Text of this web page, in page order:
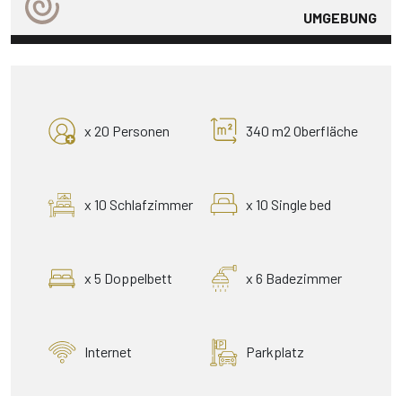
UMGEBUNG
x 20 Personen 340 m2 Oberfläche
x 10 Schlafzimmer x 10 Single bed
x 5 Doppelbett x 6 Badezimmer
Internet Parkplatz